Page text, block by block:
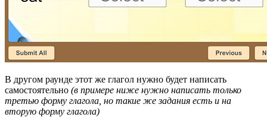
В другом раунде этот же глагол нужно будет написать
самостоятельно (в примере ниже нужно написать только
третью форму глагола, но такие же задания есть и на
вторую форму глагола)